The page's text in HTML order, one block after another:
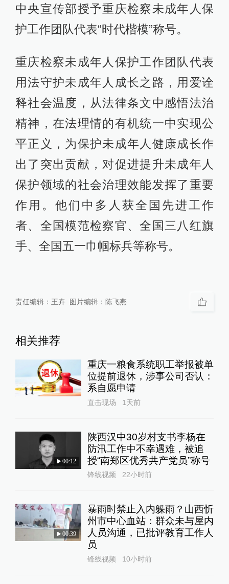
中央宣传部授予重庆检察未成年人保
护工作团队代表“时代楷模”称号。
重庆检察未成年人保护工作团队代表
用法守护未成年人成长之路，用爱诠
释社会温度，从法律条文中感悟法治
精神，在法理情的有机统一中实现公
平正义，为保护未成年人健康成长作
出了突出贡献，对促进提升未成年人
保护领域的社会治理效能发挥了重要
作用。他们中多人获全国先进工作
者、全国模范检察官、全国三八红旗
手、全国五一巾帼标兵等称号。
责任编辑： 王卉 图片编辑： 陈飞燕
相关推荐
重庆一粮食系统职工举报被单
位提前退休，涉事公司否认：
系自愿申请
直击现场 1天前
00:12
陕西汉中30岁村支书李杨在
防汛工作中不幸遇难，被追
授“南郑区优秀共产党员”称号
锋线视频 22小时前
00:39
暴雨时禁止入内躲雨？山西忻
州市中心血站：群众未与屋内
人员沟通，已批评教育工作人
员
锋线视频 10小时前